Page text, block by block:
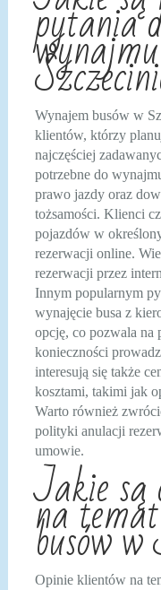
pytania
Wynajem busów w
klientów, którzy
najczęściej
potrzebne do
prawo jazdy oraz
tożsamości. Klienci
pojazdów w
rezerwacji online.
rezerwacji przez
Innym popularnym
wynajęcie busa z
opcję, co pozwala na
konieczności
interesują się także
kosztami, takimi jak
Warto również
polityki anulacji
umowie.
Jakie
na
busów
Opinie klientów na